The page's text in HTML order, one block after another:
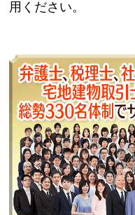
用ください。